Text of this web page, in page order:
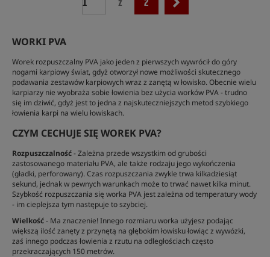
WORKI PVA
Worek rozpuszczalny PVA jako jeden z pierwszych wywrócił do góry
nogami karpiowy świat, gdyż otworzył nowe możliwości skutecznego
podawania zestawów karpiowych wraz z zanętą w łowisko. Obecnie wielu
karpiarzy nie wyobraża sobie łowienia bez użycia worków PVA - trudno
się im dziwić, gdyż jest to jedna z najskuteczniejszych metod szybkiego
łowienia karpi na wielu łowiskach.
CZYM CECHUJE SIĘ WOREK PVA?
Rozpuszczalność- Zależna przede wszystkim od grubości
zastosowanego materiału PVA, ale także rodzaju jego wykończenia
(gładki, perforowany). Czas rozpuszczania zwykle trwa kilkadziesiąt
sekund, jednak w pewnych warunkach może to trwać nawet kilka minut.
Szybkość rozpuszczania się worka PVA jest zależna od temperatury wody
- im cieplejsza tym następuje to szybciej.
Wielkość- Ma znaczenie! Innego rozmiaru worka użyjesz podając
większą ilość zanęty z przynętą na głębokim łowisku łowiąc z wywózki,
zaś innego podczas łowienia z rzutu na odległościach często
przekraczających 150 metrów.